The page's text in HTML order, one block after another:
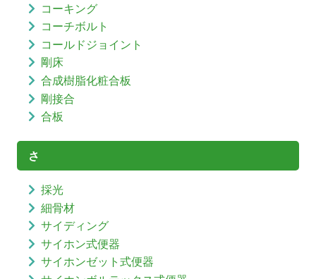
コーキング
コーチボルト
コールドジョイント
剛床
合成樹脂化粧合板
剛接合
合板
さ
採光
細骨材
サイディング
サイホン式便器
サイホンゼット式便器